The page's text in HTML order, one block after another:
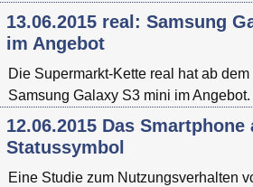
13.06.2015 real: Samsung
im Angebot
Die Supermarkt-Kette real hat ab
Samsung Galaxy S3 mini im Angebot.
12.06.2015 Das Smartphone
Statussymbol
Eine Studie zum Nutzungsverhalten